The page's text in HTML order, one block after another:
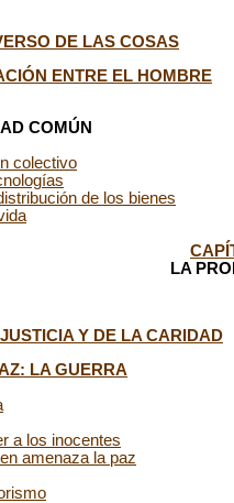
DE LAS COSAS
ENTRE EL HOMBRE
COMÚN
colectivo
de los bienes
LA
Y DE LA CARIDAD
LA GUERRA
a los inocentes
amenaza la paz